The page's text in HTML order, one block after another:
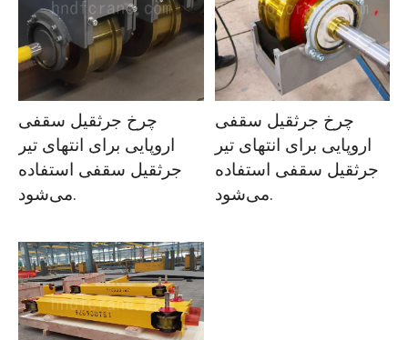
چرخ جرثقیل سقفی
اروپایی برای انتهای تیر
جرثقیل سقفی استفاده
می‌شود.
چرخ جرثقیل سقفی
اروپایی برای انتهای تیر
جرثقیل سقفی استفاده
می‌شود.